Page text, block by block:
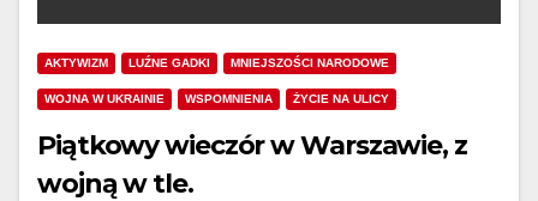
AKTYWIZM LUŹNE GADKI MNIEJSZOŚCI NARODOWE
WOJNA W UKRAINIE WSPOMNIENIA ŻYCIE NA ULICY
Piątkowy wieczór w Warszawie, z
wojną w tle.